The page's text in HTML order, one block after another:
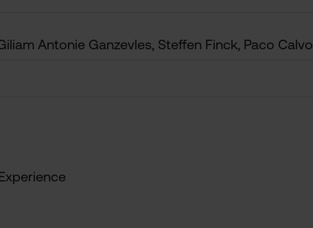
Antonie Ganzevles, Steffen Finck, Paco Calvo